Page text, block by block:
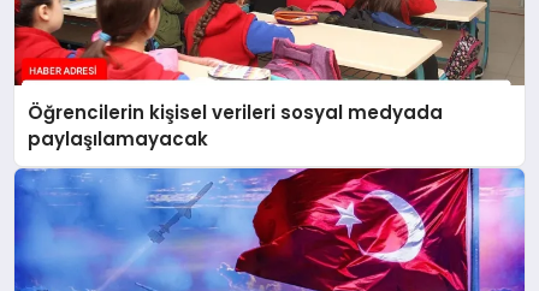
Öğrencilerin kişisel verileri sosyal medyada
paylaşılamayacak